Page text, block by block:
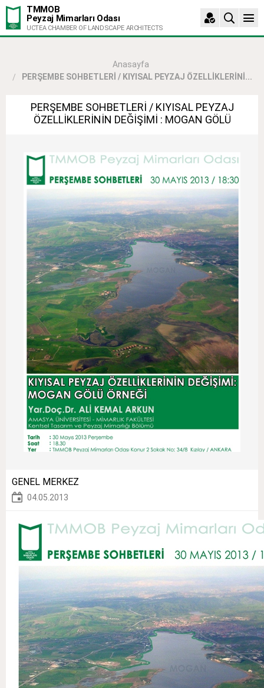
TMMOB
Peyzaj Mimarları Odası
UCTEA CHAMBER OF LANDSCAPE ARCHITECTS
Anasayfa
PERŞEMBE SOHBETLERİ / KIYISAL PEYZAJ ÖZELLİKLERİNİ...
PERŞEMBE SOHBETLERİ / KIYISAL PEYZAJ
ÖZELLİKLERİNİN DEĞİŞİMİ : MOGAN GÖLÜ
GENEL MERKEZ
04.05.2013